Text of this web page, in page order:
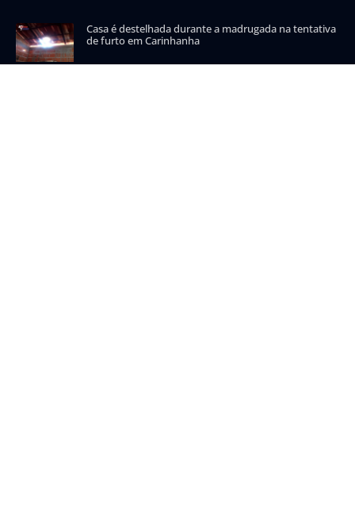
Casa é destelhada durante a madrugada na tentativa
de furto em Carinhanha